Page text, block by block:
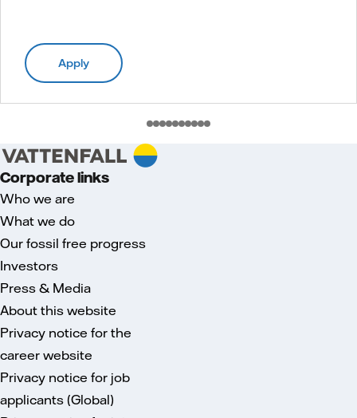
Apply
Corporate links
Who we are
What we do
Our fossil free progress
Investors
Press & Media
About this website
Privacy notice for the
career website
Privacy notice for job
applicants (Global)